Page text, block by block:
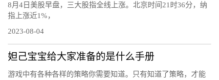
8月4日美股早盘，三大股指全线上涨。北京时间21时36分，纳
指上涨近1%，
2023-08-04
妲己宝宝给大家准备的是什么手册
游戏中有各种各样的策略你需要知道。只有知道了策略，才能